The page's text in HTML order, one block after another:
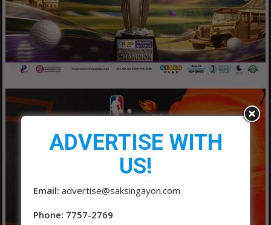
ADVERTISE WITH
US!
Email: advertise@saksingayon.com
Phone: 7757-2769